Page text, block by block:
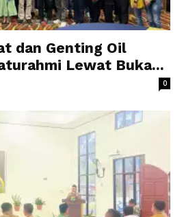
dan Genting Oil
Lewat Buka...
0